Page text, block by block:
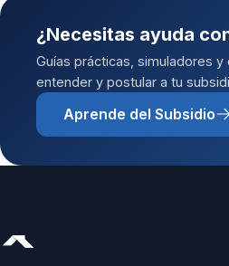
¿Necesitas ayuda
Guías prácticas, simuladores y
entender y postular a tu
Aprende del Subsidio